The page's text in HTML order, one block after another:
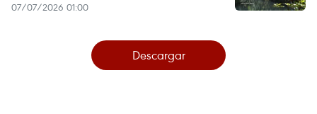
07/07/2026 01:00
Descargar